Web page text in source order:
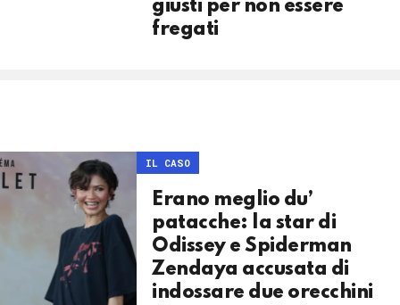
giusti per non essere
fregati
IL CASO
Erano meglio du’
patacche: la star di
Odissey e Spiderman
Zendaya accusata di
indossare due orecchini